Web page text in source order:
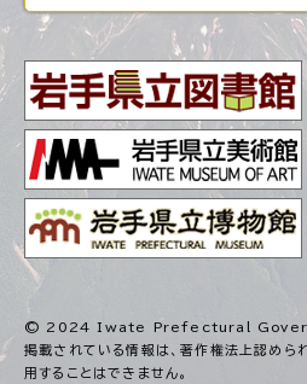
© 2024 Iwate Prefectural
掲載されている情報は、著作権法上認めら
用することはできません。